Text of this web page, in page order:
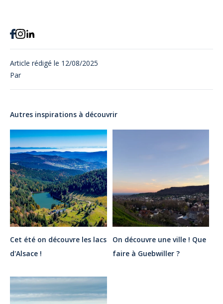
Article rédigé le 12/08/2025
Par
Autres inspirations à découvrir
Cet été on découvre les lacs
d'Alsace !
On découvre une ville ! Que
faire à Guebwiller ?